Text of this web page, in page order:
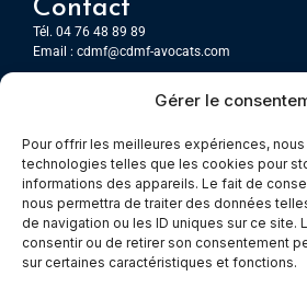
Gérer le
Pour offrir les meilleures expériences,
technologies telles que les cookies pour
informations des appareils. Le fait de
nous permettra de traiter des données
de navigation ou les ID uniques sur ce site.
consentir ou de retirer son consentement
sur certaines caractéristiques et fonctions.
Contact
Tél. 04 76 48 89 89
Email : cdmf@cdmf-avocats.com
7 Place Firmin Gautier
CS 80476
38016 GRENOBLE, Cedex 1
Chambery
Immeuble le Paris